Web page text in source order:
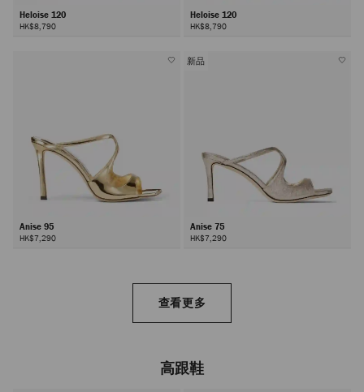
Heloise 120
HK$8,790
Heloise 120
HK$8,790
Anise 95
HK$7,290
新品
Anise 75
HK$7,290
查看更多
高跟鞋